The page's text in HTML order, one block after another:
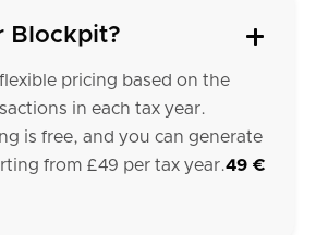
Blockpit?
pricing based on the
in each tax year.
is free, and you can generate
from £49 per tax year.49 €